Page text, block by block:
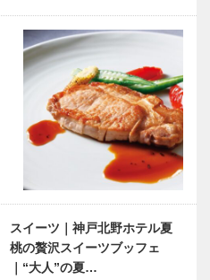
スイーツ｜神戸北野ホテル夏
桃の贅沢スイーツブッフェ
｜“大人”の夏…